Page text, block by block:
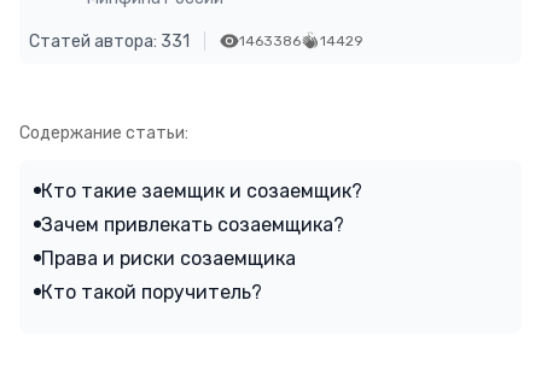
Статей автора: 331 1463386 14429
Содержание статьи:
Кто такие заемщик и созаемщик?
Зачем привлекать созаемщика?
Права и риски созаемщика
Кто такой поручитель?